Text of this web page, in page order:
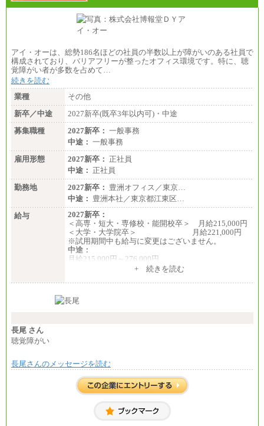
アイ・オーは、総勢186名ほどの社員の半数以上が障がいのある社員で
構成されており、バリアフリーが整ったオフィス環境です。特に、聴
覚障がい者が多数を占めて…
続きを読む
業種
その他
新卒／中途
2027新卒(既卒3年以内可)・中途
募集職種
2027新卒： 一般事務
中途： 一般事務
雇用形態
2027新卒： 正社員
中途： 正社員
勤務地
2027新卒： 豊洲オフィス／東京…
中途： 豊洲本社／東京都江東区…
給与
2027新卒：
＜高専・短大・専修校・能開校卒＞ 月給215,000円
＜大学・大学院卒＞ 月給221,000円
※試用期間中も給与に変更はございません。
中途：
月給215,000円～276,000円
※当社規定による月給制+ 続きを読む
長尾 さん
聴覚障がい
長尾さんのメッセージを読む